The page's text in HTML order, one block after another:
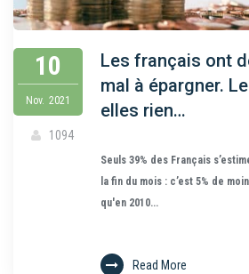
10
Nov. 2021
1094
Les français ont
mal à épargner.
elles rien…
Seuls 39% des Français
la fin du mois : c’est 5% de
qu'en 2010...
Read More